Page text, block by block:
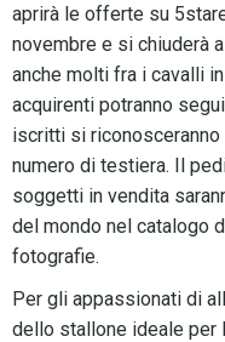
aprirà le offerte su
novembre e si chiuderà
anche molti fra i cavalli
acquirenti potranno
iscritti si
numero di testiera. Il
soggetti in vendita
del mondo nel catalogo
fotografie.
Per gli appassionati di
dello stallone ideale per